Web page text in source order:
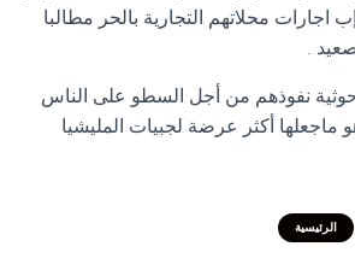
اجارات محلاتهم التجارية بالحر مطالبا
.
نفوذهم من أجل السطو على الناس
ماجعلها أكثر عرضة لجبيات المليشيا
الرئيسية